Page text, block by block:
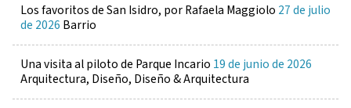
Los favoritos de San Isidro, por Rafaela Maggiolo 27 de julio
de 2026 Barrio
Una visita al piloto de Parque Incario 19 de junio de 2026
Arquitectura, Diseño, Diseño & Arquitectura